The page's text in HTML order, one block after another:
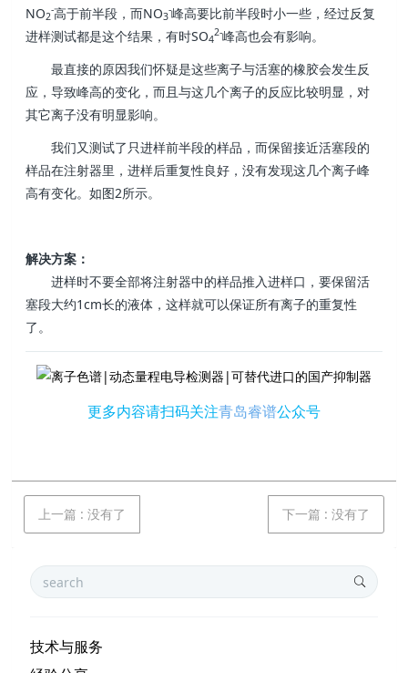
NO2
-高于前半段，而NO3
-峰高要比前半段时小一些，经过反复
进样测试都是这个结果，有时SO4
2-峰高也会有影响。
最直接的原因我们怀疑是这些离子与活塞的橡胶会发生反
应，导致峰高的变化，而且与这几个离子的反应比较明显，对
其它离子没有明显影响。
我们又测试了只进样前半段的样品，而保留接近活塞段的
样品在注射器里，进样后重复性良好，没有发现这几个离子峰
高有变化。如图2所示。
解决方案：
进样时不要全部将注射器中的样品推入进样口，要保留活
塞段大约1cm长的液体，这样就可以保证所有离子的重复性
了。
更多内容请扫码关注青岛睿谱公众号
上一篇 :没有了 下一篇 : 没有了
技术与服务